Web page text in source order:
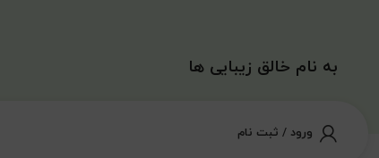
به نام خالق زیبایی ها
ورود / ثبت نام